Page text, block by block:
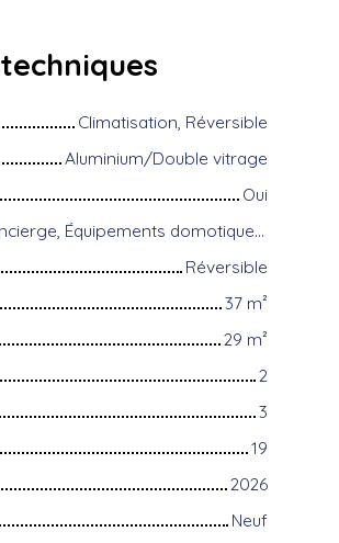
techniques
Climatisation, Réversible
Aluminium/Double vitrage
Oui
Accès handicapés, Climatisation, Concierge, Équipements domotiques, Fibre optique, Gardien, Interphone, Portail motorisé, Porte blindée, Système d'alarme, Visiophone, Volets électriques
Réversible
37 m²
29 m²
2
3
19
2026
Neuf